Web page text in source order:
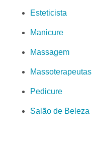
Esteticista
Manicure
Massagem
Massoterapeutas
Pedicure
Salão de Beleza